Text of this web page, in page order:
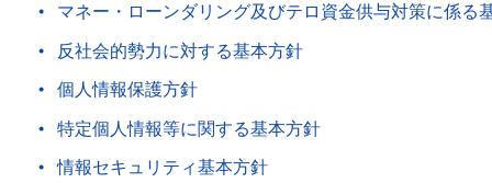
マネー・ローンダリング及びテロ資金供与対策に係る
反社会的勢力に対する基本方針
個人情報保護方針
特定個人情報等に関する基本方針
情報セキュリティ基本方針